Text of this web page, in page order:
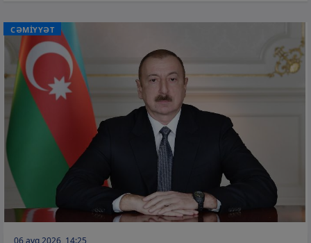
CƏMİYYƏT
06 avq 2026, 14:25